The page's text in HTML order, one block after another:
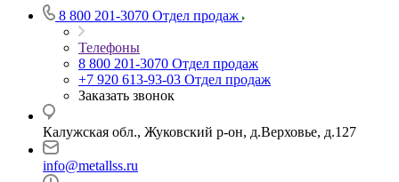
8 800 201-3070 Отдел продаж
Телефоны
8 800 201-3070 Отдел продаж
+7 920 613-93-03 Отдел продаж
Заказать звонок
Калужская обл., Жуковский р-он, д.Верховье, д.127
info@metallss.ru